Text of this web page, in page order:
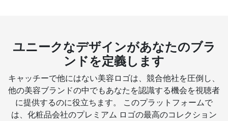
ユニークなデザインがあなたのブラ
ンドを定義します
キャッチーで他にはない美容ロゴは、競合他社を圧倒し、
他の美容ブランドの中でもあなたを認識する機会を視聴者
に提供するのに役立ちます。 このプラットフォームで
は、化粧品会社のプレミアム ロゴの最高のコレクション